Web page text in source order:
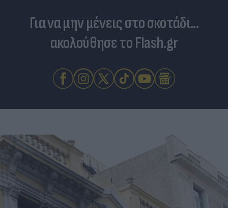
Για να μην μένεις στο σκοτάδι...
ακολούθησε το Flash.gr